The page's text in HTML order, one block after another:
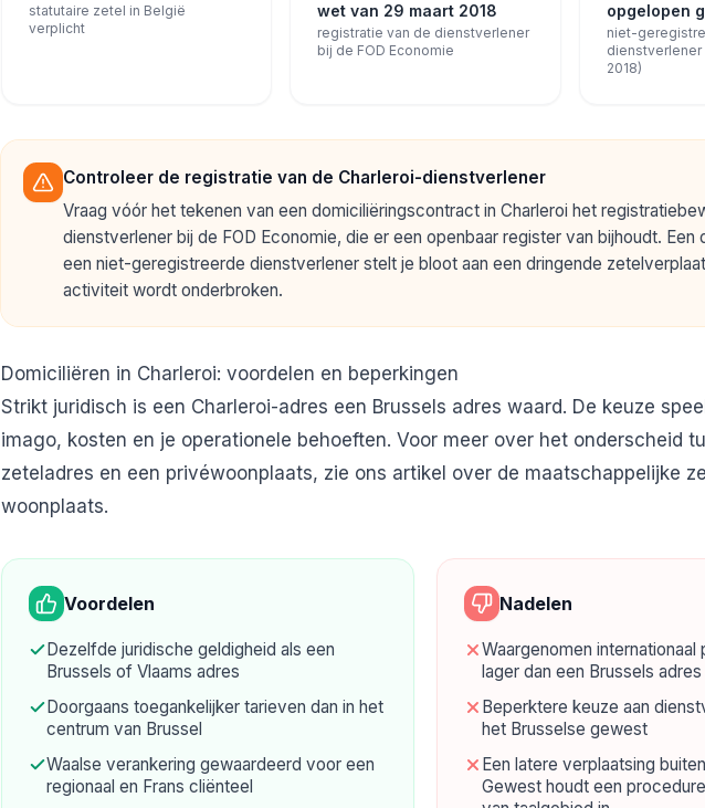
statutaire zetel in België
verplicht
wet van 29 maart 2018
registratie van de dienstverlener
bij de FOD Economie
opgelopen
niet-
dienstverlener
2018)
Controleer de registratie van de Charleroi-dienstverlener
Vraag vóór het tekenen van een domiciliëringscontract in Charleroi het
dienstverlener bij de FOD Economie, die er een openbaar register van bijhoudt. Een
een niet-geregistreerde dienstverlener stelt je bloot aan een dringende
activiteit wordt onderbroken.
Domiciliëren in Charleroi: voordelen en beperkingen
Strikt juridisch is een Charleroi-adres een Brussels adres waard. De keuze
imago, kosten en je operationele behoeften. Voor meer over het onderscheid
zeteladres en een privéwoonplaats, zie ons artikel over de maatschappelijke
woonplaats.
Voordelen
Dezelfde juridische geldigheid als een
Brussels of Vlaams adres
Doorgaans toegankelijker tarieven dan in het
centrum van Brussel
Waalse verankering gewaardeerd voor een
regionaal en Frans cliënteel
Nadelen
Waargenomen internationaal
lager dan een Brussels adres
Beperktere keuze aan
het Brusselse gewest
Een latere verplaatsing
Gewest houdt een